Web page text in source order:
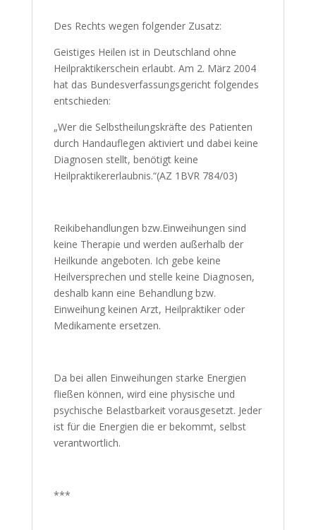
Des Rechts wegen folgender Zusatz:
Geistiges Heilen ist in Deutschland ohne
Heilpraktikerschein erlaubt. Am 2. März 2004
hat das Bundesverfassungsgericht folgendes
entschieden:
„Wer die Selbstheilungskräfte des Patienten
durch Handauflegen aktiviert und dabei keine
Diagnosen stellt, benötigt keine
Heilpraktikererlaubnis.“(AZ 1BVR 784/03)
Reikibehandlungen bzw.Einweihungen sind
keine Therapie und werden außerhalb der
Heilkunde angeboten. Ich gebe keine
Heilversprechen und stelle keine Diagnosen,
deshalb kann eine Behandlung bzw.
Einweihung keinen Arzt, Heilpraktiker oder
Medikamente ersetzen.
Da bei allen Einweihungen starke Energien
fließen können, wird eine physische und
psychische Belastbarkeit vorausgesetzt. Jeder
ist für die Energien die er bekommt, selbst
verantwortlich.
***